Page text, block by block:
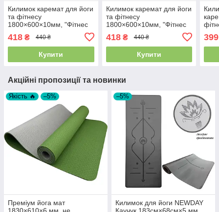
Килимок каремат для йоги
та фітнесу
1800×600×10мм, "Фітнес
фіолетовий/зелений,
Туреччина
418 ₴ 440 ₴
Купити
Килимок каремат для йоги
та фітнесу
1800×600×10мм, "Фітнес
фіолетовий/чорний,
Туреччина
418₴ 440 ₴
Купити
399
Акційні пропозиції та новинки
Якість 🔥 –5%
Преміум йога мат
–5%
Килимок для йоги NEWDAY